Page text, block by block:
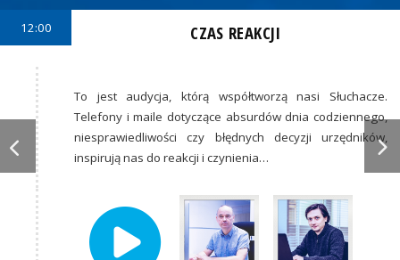
12:00 CZAS REAKCJI
To jest audycja, którą współtworzą nasi Słuchacze.
Telefony i maile dotyczące absurdów dnia codziennego,
niesprawiedliwości czy błędnych decyzji urzędników,
inspirują nas do reakcji i czynienia…